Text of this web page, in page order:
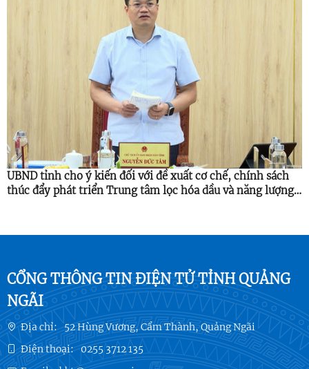
UBND tỉnh cho ý kiến đối với đề xuất cơ chế, chính sách
thúc đẩy phát triển Trung tâm lọc hóa dầu và năng lượng
CỔNG THÔNG TIN ĐIỆN TỬ TỈNH QUẢNG
NGÃI
Địa chỉ: 52 Hùng Vương, Cẩm Thành, Quảng Ngãi
Điện thoại: 0255 3712 135